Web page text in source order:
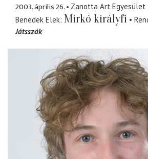
2003. április 26.
Zanotta Art Egyesület
Benedek Elek Mirkó királyfi
Játsszák